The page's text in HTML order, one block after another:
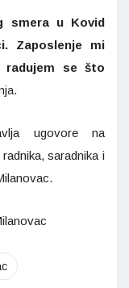
smera u Kovid
Zaposlenje mi
radujem se što
ugovore na
saradnika i